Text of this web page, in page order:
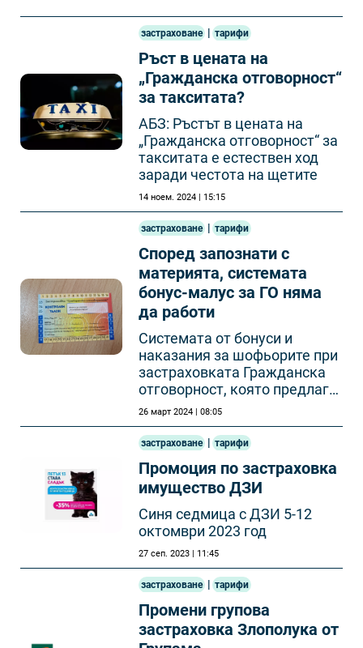
застраховане | тарифи
Ръст в цената на
„Гражданска отговорност“
за такситата?
АБЗ: Ръстът в цената на
„Гражданска отговорност“ за
такситата е естествен ход
заради честота на щетите
14 ноем. 2024 | 15:15
застраховане | тарифи
Според запознати с
материята, системата
бонус-малус за ГО няма
да работи
Системата от бонуси и
наказания за шофьорите при
застраховката Гражданска
отговорност, която предлага
правителството не е добра и
няма да работи
26 март 2024 | 08:05
застраховане | тарифи
Промоция по застраховка
имущество ДЗИ
Синя седмица с ДЗИ 5-12
октомври 2023 год
27 сеп. 2023 | 11:45
застраховане | тарифи
Промени групова
застраховка Злополука от